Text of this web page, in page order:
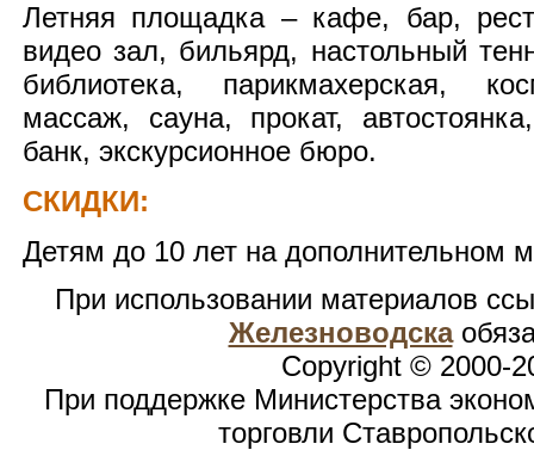
Летняя площадка – кафе, бар,
видео зал, бильярд, настольный
библиотека, парикмахерская,
массаж, сауна, прокат,
банк, экскурсионное бюро.
СКИДКИ:
Детям до 10 лет на дополнительном
При использовании материалов
Железноводска
Copyright © 2000-
При поддержке Министерства
торговли